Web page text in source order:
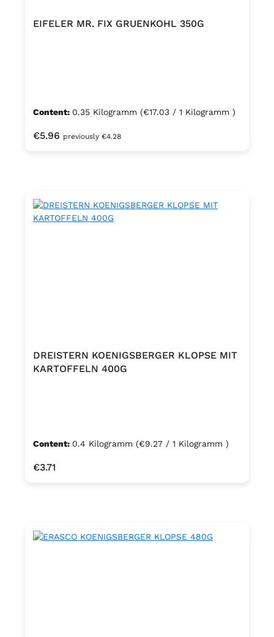
EIFELER MR. FIX GRUENKOHL 350G
Content: 0.35 Kilogramm (€17.03 / 1 Kilogramm )
Regular price:
€5.96 previously €4.28
DREISTERN KOENIGSBERGER KLOPSE MIT
KARTOFFELN 400G
Content: 0.4 Kilogramm (€9.27 / 1 Kilogramm )
Regular price:
€3.71